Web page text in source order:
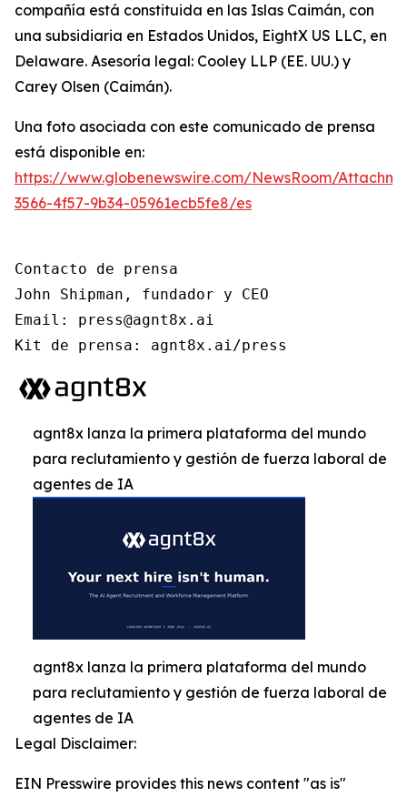
compañía está constituida en las Islas Caimán, con
una subsidiaria en Estados Unidos, EightX US LLC, en
Delaware. Asesoría legal: Cooley LLP (EE. UU.) y
Carey Olsen (Caimán).
Una foto asociada con este comunicado de prensa
está disponible en:
https://www.globenewswire.com/NewsRoom/
3566-4f57-9b34-05961ecb5fe8/es
Contacto de prensa
John Shipman, fundador y CEO
Email: press@agnt8x.ai
Kit de prensa: agnt8x.ai/press
agnt8x lanza la primera plataforma del mundo
para reclutamiento y gestión de fuerza laboral de
agentes de IA
agnt8x lanza la primera plataforma del mundo
para reclutamiento y gestión de fuerza laboral de
agentes de IA
Legal Disclaimer:
EIN Presswire provides this news content "as is"